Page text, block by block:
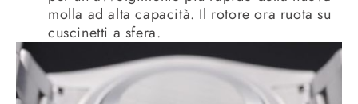
molla ad alta capacità. Il rotore ora ruota su
cuscinetti a sfera.